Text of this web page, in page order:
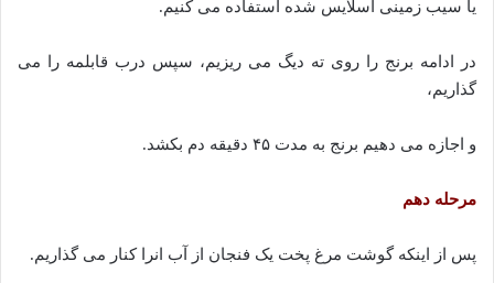
یا سیب زمینی اسلایس شده استفاده می کنیم.
در ادامه برنج را روی ته دیگ می ریزیم، سپس درب قابلمه را می
گذاریم،
و اجازه می دهیم برنج به مدت ۴۵ دقیقه دم بکشد.
مرحله دهم
پس از اینکه گوشت مرغ پخت یک فنجان از آب انرا کنار می گذاریم.